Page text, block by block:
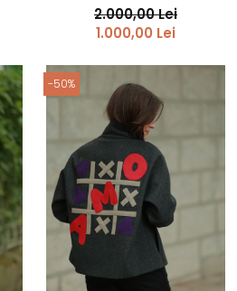
2.000,00 Lei
1.000,00 Lei
-50%